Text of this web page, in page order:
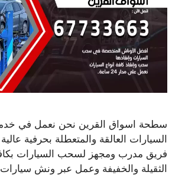
سطحة اسواق القرين نحن نعمل في
السيارات العالقة والمتعطلة بحرفية
فريق مدرب ومجهز لسحب السيارات
الثقيلة والخفيفة وعمل عبر ونش